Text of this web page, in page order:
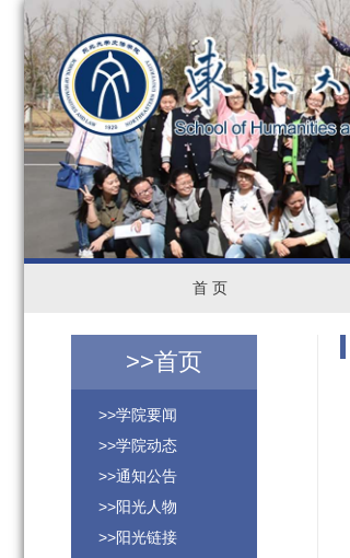
首 页
页 院
>>首页
>>学院要闻
>>学院动态
>>通知公告
>>阳光人物
>>阳光链接